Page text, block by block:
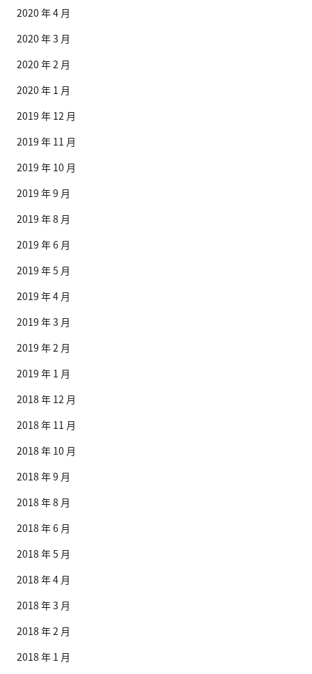
2020 年 4 月
2020 年 3 月
2020 年 2 月
2020 年 1 月
2019 年 12 月
2019 年 11 月
2019 年 10 月
2019 年 9 月
2019 年 8 月
2019 年 6 月
2019 年 5 月
2019 年 4 月
2019 年 3 月
2019 年 2 月
2019 年 1 月
2018 年 12 月
2018 年 11 月
2018 年 10 月
2018 年 9 月
2018 年 8 月
2018 年 6 月
2018 年 5 月
2018 年 4 月
2018 年 3 月
2018 年 2 月
2018 年 1 月